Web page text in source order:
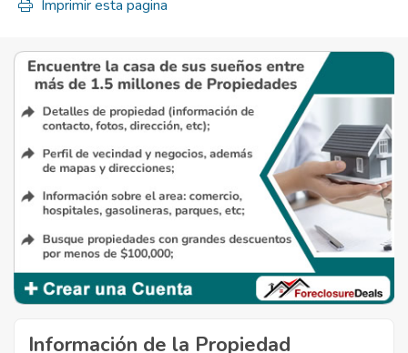
Imprimir esta pagina
Información de la Propiedad